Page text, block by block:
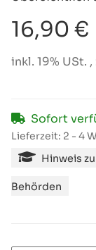
16,90 €
inkl. 19% USt. ,
Sofort
Lieferzeit: 2 - 4
Hinweis
Behörden